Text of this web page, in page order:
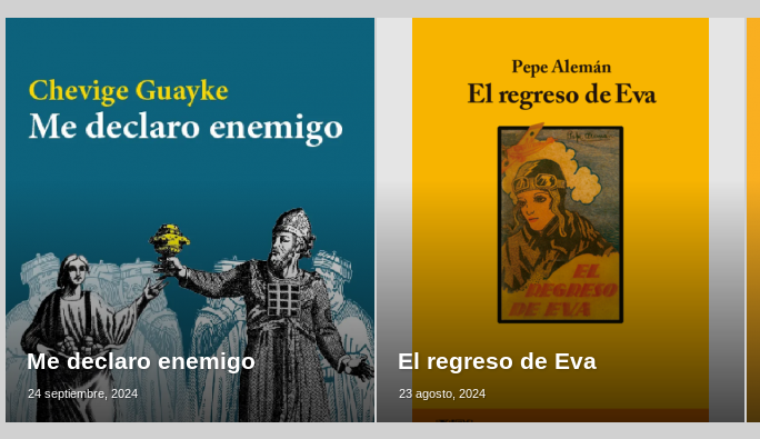
Me declaro enemigo
24 septiembre, 2024
El regreso de Eva
23 agosto, 2024